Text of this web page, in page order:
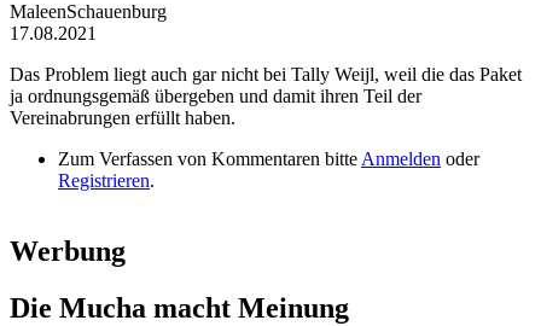
MaleenSchauenburg
17.08.2021
Das Problem liegt auch gar nicht bei Tally Weijl, weil die das Paket
ja ordnungsgemäß übergeben und damit ihren Teil der
Vereinabrungen erfüllt haben.
Zum Verfassen von Kommentaren bitte Anmelden oder
Registrieren.
Werbung
Die Mucha macht Meinung